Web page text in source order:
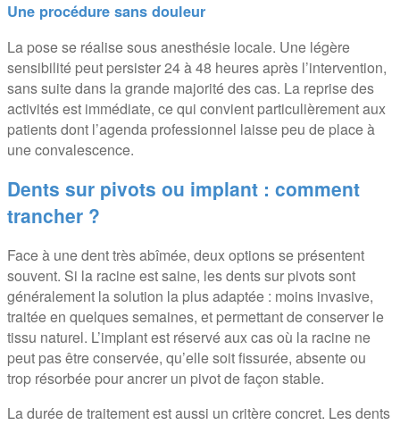
Une procédure sans douleur
La pose se réalise sous anesthésie locale. Une légère
sensibilité peut persister 24 à 48 heures après l’intervention,
sans suite dans la grande majorité des cas. La reprise des
activités est immédiate, ce qui convient particulièrement aux
patients dont l’agenda professionnel laisse peu de place à
une convalescence.
Dents sur pivots ou implant : comment
trancher ?
Face à une dent très abîmée, deux options se présentent
souvent. Si la racine est saine, les dents sur pivots sont
généralement la solution la plus adaptée : moins invasive,
traitée en quelques semaines, et permettant de conserver le
tissu naturel. L’implant est réservé aux cas où la racine ne
peut pas être conservée, qu’elle soit fissurée, absente ou
trop résorbée pour ancrer un pivot de façon stable.
La durée de traitement est aussi un critère concret. Les dents